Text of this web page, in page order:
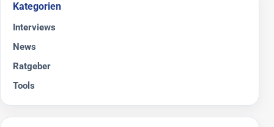
Kategorien
Interviews
News
Ratgeber
Tools